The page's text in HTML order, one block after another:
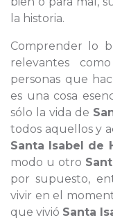
la historia.
Comprender lo
relevantes
personas que
es una cosa
sólo la vida de
todos aquellos y
Santa Isabel de
modo u otro
por supuesto,
vivir en el
que vivió Santa